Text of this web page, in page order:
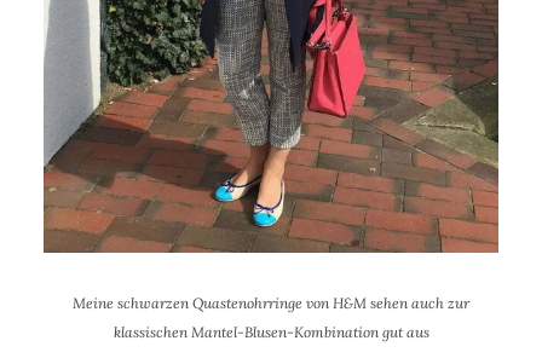
Meine schwarzen Quastenohrringe von H&M sehen auch zur
klassischen Mantel-Blusen-Kombination gut aus